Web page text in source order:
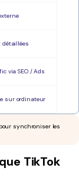
détaillées
via SEO / Ads
sur ordinateur
synchroniser les
TikTok